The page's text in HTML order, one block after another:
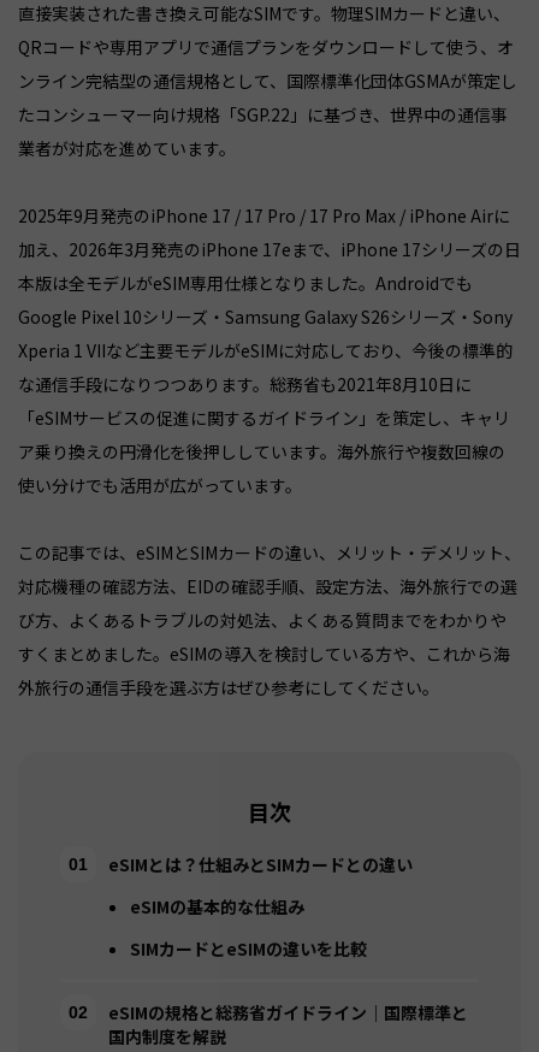
直接実装された書き換え可能なSIMです。物理SIMカードと違い、
QRコードや専用アプリで通信プランをダウンロードして使う、オ
ンライン完結型の通信規格として、国際標準化団体GSMAが策定し
たコンシューマー向け規格「SGP.22」に基づき、世界中の通信事
業者が対応を進めています。
2025年9月発売のiPhone 17 / 17 Pro / 17 Pro Max / iPhone Airに
加え、2026年3月発売のiPhone 17eまで、iPhone 17シリーズの日
本版は全モデルがeSIM専用仕様となりました。Androidでも
Google Pixel 10シリーズ・Samsung Galaxy S26シリーズ・Sony
Xperia 1 VIIなど主要モデルがeSIMに対応しており、今後の標準的
な通信手段になりつつあります。総務省も2021年8月10日に
「eSIMサービスの促進に関するガイドライン」を策定し、キャリ
ア乗り換えの円滑化を後押ししています。海外旅行や複数回線の
使い分けでも活用が広がっています。
この記事では、eSIMとSIMカードの違い、メリット・デメリット、
対応機種の確認方法、EIDの確認手順、設定方法、海外旅行での選
び方、よくあるトラブルの対処法、よくある質問までをわかりや
すくまとめました。eSIMの導入を検討している方や、これから海
外旅行の通信手段を選ぶ方はぜひ参考にしてください。
目次
eSIMとは？仕組みとSIMカードとの違い
eSIMの基本的な仕組み
SIMカードとeSIMの違いを比較
eSIMの規格と総務省ガイドライン｜国際標準と
国内制度を解説